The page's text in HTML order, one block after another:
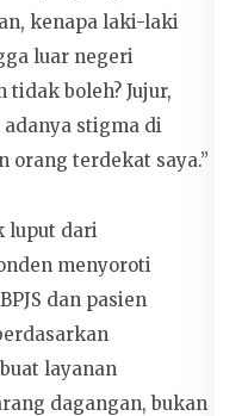
kenapa laki-laki
luar negeri
tidak boleh? Jujur,
stigma di
orang terdekat saya.”
luput dari
menyoroti
dan pasien
layanan
dagangan, bukan